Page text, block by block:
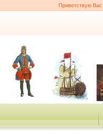
Приветствую Вас